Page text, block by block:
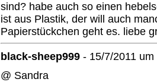
sind? habe auch so einen
ist aus Plastik, der will auch
Papierstückchen geht es. liebe
black-sheep999- 15/7/2011 um
@ Sandra